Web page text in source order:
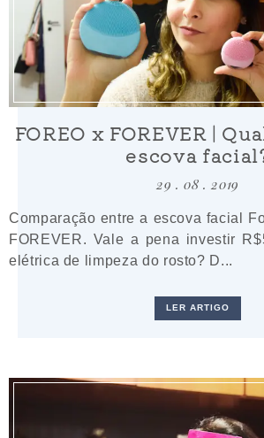
FOREO x FOREVER |
escova
29 . 08 . 2019
Comparação entre a escova facial
FOREVER. Vale a pena investir
elétrica de limpeza do rosto? D...
LER ARTIGO